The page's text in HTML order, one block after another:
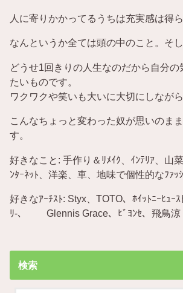
人に寄りかかってるうちは充実感は得ら
なんというか全ては頭の中のこと。そし
どうせ1回きりの人生なのだから自分の
たいものです。
ワクワクや笑いも大いに大切にしなが
こんなちょっと変わった奴が思いのま
す。
好きなこと: 手作り＆ﾘﾒｲｸ、ｲﾝﾃﾘｱ、山
ﾝﾀｰﾈｯﾄ、洋楽、車、地味で個性的なﾌｧｯ
好きなｱｰﾁｽﾄ: Styx、TOTO、ﾎｲｯﾄﾆｰﾋｭｰｽ
ﾘ-、 Glennis Grace、ﾋﾞﾖﾝｾ、飛鳥涼
検索